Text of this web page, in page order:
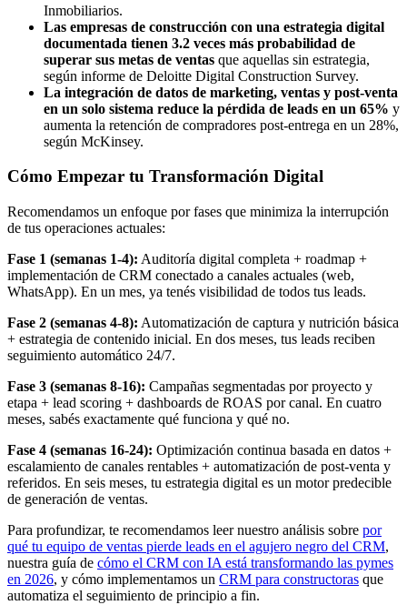
Inmobiliarios.
Las empresas de construcción con una estrategia digital
documentada tienen 3.2 veces más probabilidad de
superar sus metas de ventas que aquellas sin estrategia,
según informe de Deloitte Digital Construction Survey.
La integración de datos de marketing, ventas y post-venta
en un solo sistema reduce la pérdida de leads en un 65% y
aumenta la retención de compradores post-entrega en un 28%,
según McKinsey.
Cómo Empezar tu Transformación Digital
Recomendamos un enfoque por fases que minimiza la interrupción
de tus operaciones actuales:
Fase 1 (semanas 1-4): Auditoría digital completa + roadmap +
implementación de CRM conectado a canales actuales (web,
WhatsApp). En un mes, ya tenés visibilidad de todos tus leads.
Fase 2 (semanas 4-8): Automatización de captura y nutrición básica
+ estrategia de contenido inicial. En dos meses, tus leads reciben
seguimiento automático 24/7.
Fase 3 (semanas 8-16): Campañas segmentadas por proyecto y
etapa + lead scoring + dashboards de ROAS por canal. En cuatro
meses, sabés exactamente qué funciona y qué no.
Fase 4 (semanas 16-24): Optimización continua basada en datos +
escalamiento de canales rentables + automatización de post-venta y
referidos. En seis meses, tu estrategia digital es un motor predecible
de generación de ventas.
Para profundizar, te recomendamos leer nuestro análisis sobre por
qué tu equipo de ventas pierde leads en el agujero negro del CRM,
nuestra guía de cómo el CRM con IA está transformando las pymes
en 2026, y cómo implementamos un CRM para constructoras que
automatiza el seguimiento de principio a fin.